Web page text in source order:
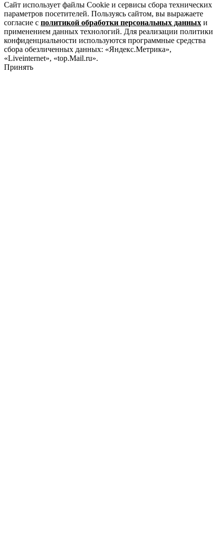
Сайт использует файлы Cookie и сервисы сбора технических
параметров посетителей. Пользуясь сайтом, вы выражаете
согласие с политикой обработки персональных данных и
применением данных технологий. Для реализации политики
конфиденциальности используются программные средства
сбора обезличенных данных: «Яндекс.Метрика»,
«Liveinternet», «top.Mail.ru».
Принять